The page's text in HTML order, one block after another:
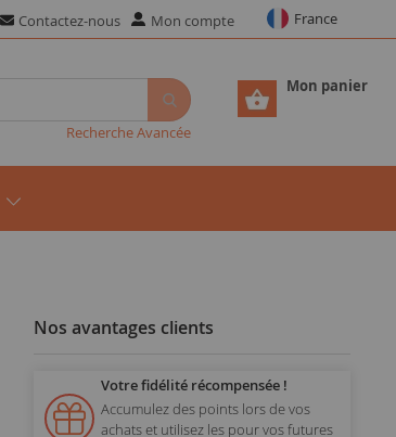
Contactez-nous Mon compte France
Mon panier
Recherche Avancée
Nos avantages clients
Votre fidélité récompensée !
Accumulez des points lors de vos
achats et utilisez les pour vos futures